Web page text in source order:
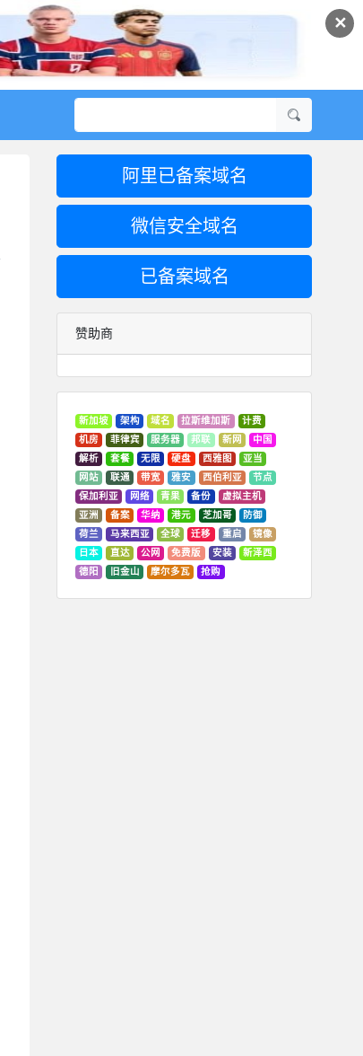
✕
阿里已备案域名
微信安全域名
已备案域名
赞助商
新加坡 架构 域名 拉斯维加斯
计费
机房
菲律宾 服务器 邦联 新网
中国
解析
套餐 无限 硬盘 西雅图
亚当
网站
联通 带宽 雅安 西伯利亚
节点
保加利亚
网络 青果 备份
虚拟主机
亚洲
备案 华纳 港元 芝加哥
防御
荷兰
马来西亚 全球 迁移 重启
镜像
日本
直达 公网 免费版 安装
新泽西
德阳
旧金山 摩尔多瓦 抢购